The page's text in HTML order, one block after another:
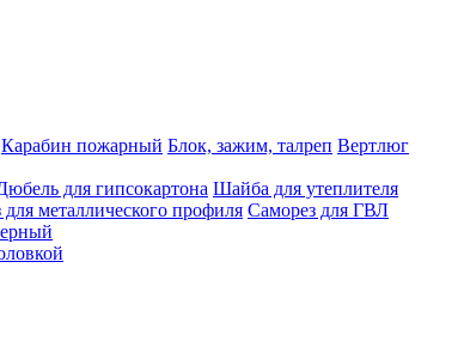
Карабин пожарный Блок, зажим, талреп Вертлюг
для гипсокартона Шайба для утеплителя
металлического профиля Саморез для ГВЛ